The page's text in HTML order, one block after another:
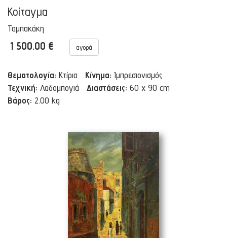
Κοίταγμα
Ταμπακάκη
1 500.00 € αγορά
Θεματολογία: Κτίρια Κίνημα: Ιμπρεσιονισμός
Τεχνική: Λαδομπογιά Διαστάσεις: 60 x 90 cm
Βάρος: 2.00 kg